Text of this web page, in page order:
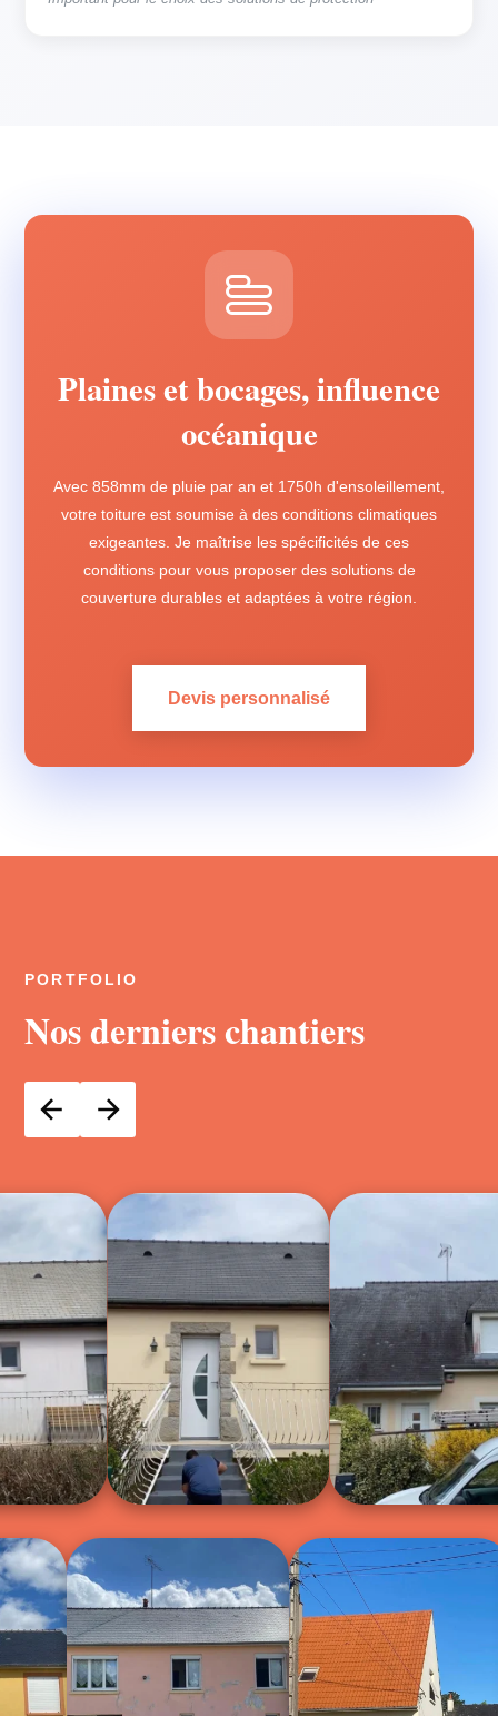
Plaines et bocages, influence
océanique
Avec 858mm de pluie par an et 1750h d'ensoleillement,
votre toiture est soumise à des conditions climatiques
exigeantes. Je maîtrise les spécificités de ces
conditions pour vous proposer des solutions de
couverture durables et adaptées à votre région.
Devis personnalisé
PORTFOLIO
Nos derniers chantiers